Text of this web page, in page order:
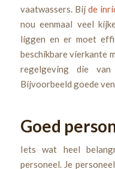
vaatwassers. Bijde
nou eenmaal veel
liggen en er moet
beschikbare vierkante
regelgeving die
Bijvoorbeeld goede
Goed
Iets wat heel
personeel. Je